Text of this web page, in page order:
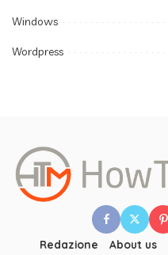
Windows
Wordpress
Redazione About us